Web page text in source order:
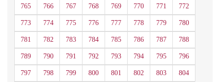
765 766 767 768 769 770 771 772
773 774 775 776 777 778 779 780
781 782 783 784 785 786 787 788
789 790 791 792 793 794 795 796
797 798 799 800 801 802 803 804